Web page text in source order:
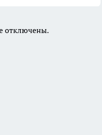
отключены.